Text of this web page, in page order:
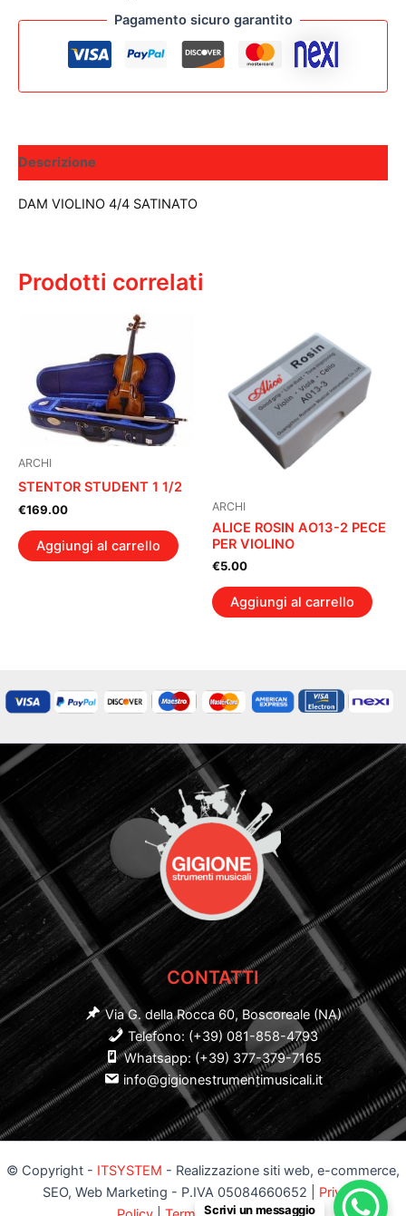
Pagamento sicuro garantito
Descrizione
DAM VIOLINO 4/4 SATINATO
Prodotti correlati
ARCHI
STENTOR STUDENT 1 1/2
€169.00
Aggiungi al carrello
ARCHI
ALICE ROSIN AO13-2 PECE
PER VIOLINO
€5.00
Aggiungi al carrello
CONTATTI
Via G. della Rocca 60, Boscoreale (NA)
Telefono: (+39) 081-858-4793
Whatsapp: (+39) 377-379-7165
info@gigionestrumentimusicali.it
© Copyright - ITSYSTEM - Realizzazione siti web, e-commerce,
SEO, Web Marketing - P.IVA 05084660652 | Privacy
Scrivi un messaggio